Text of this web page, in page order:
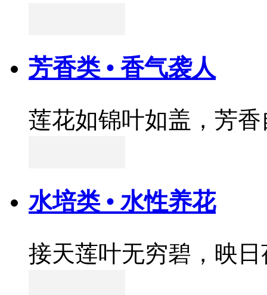
芳香类 • 香气袭人
莲花如锦叶如盖，芳
水培类 • 水性养花
接天莲叶无穷碧，映